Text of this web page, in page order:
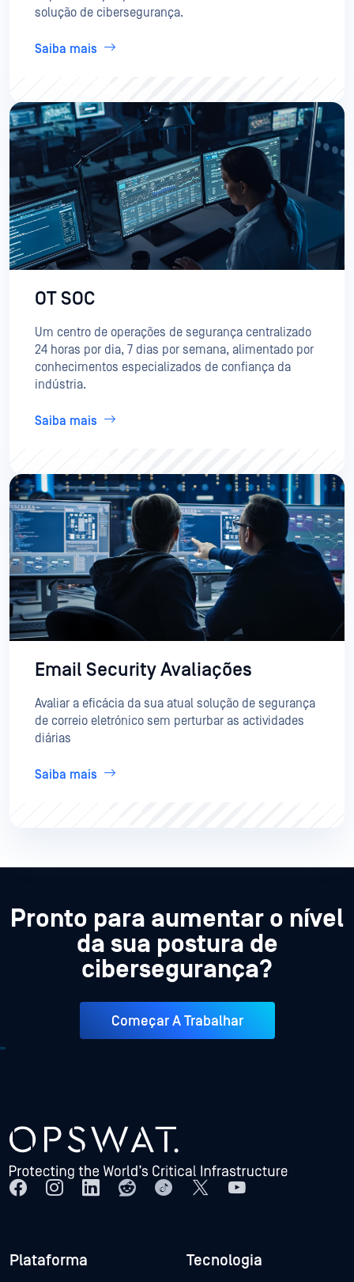
solução de cibersegurança.
Saiba mais
OT SOC
Um centro de operações de segurança centralizado
24 horas por dia, 7 dias por semana, alimentado por
conhecimentos especializados de confiança da
indústria.
Saiba mais
Email Security Avaliações
Avaliar a eficácia da sua atual solução de segurança
de correio eletrónico sem perturbar as actividades
diárias
Saiba mais
Pronto para aumentar o nível
da sua postura de
cibersegurança?
Começar A Trabalhar
Plataforma Tecnologia